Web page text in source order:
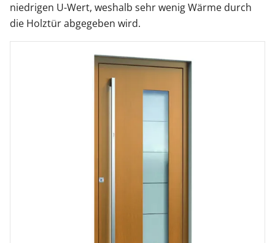
niedrigen U-Wert, weshalb sehr wenig Wärme durch
die Holztür abgegeben wird.